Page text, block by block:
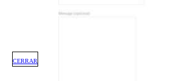
CERRAR